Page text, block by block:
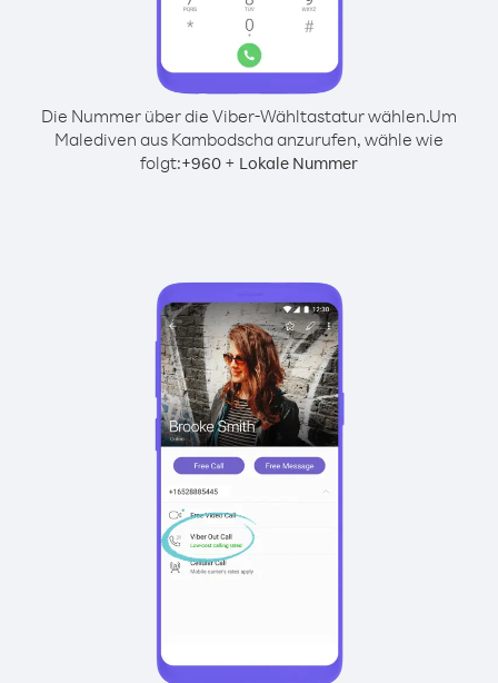
Die Nummer über die Viber-Wähltastatur wählen.Um
Malediven aus Kambodscha anzurufen, wähle wie
folgt:+960 + Lokale Nummer